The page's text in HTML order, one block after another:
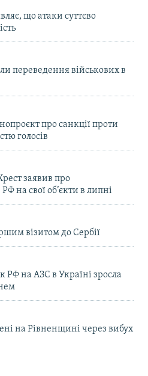
що атаки суттєво
переведення військових в
про санкції проти
голосів
заявив про
на свої об’єкти в липні
візитом до Сербії
РФ на АЗС в Україні зросла
на Рівненщині через вибух